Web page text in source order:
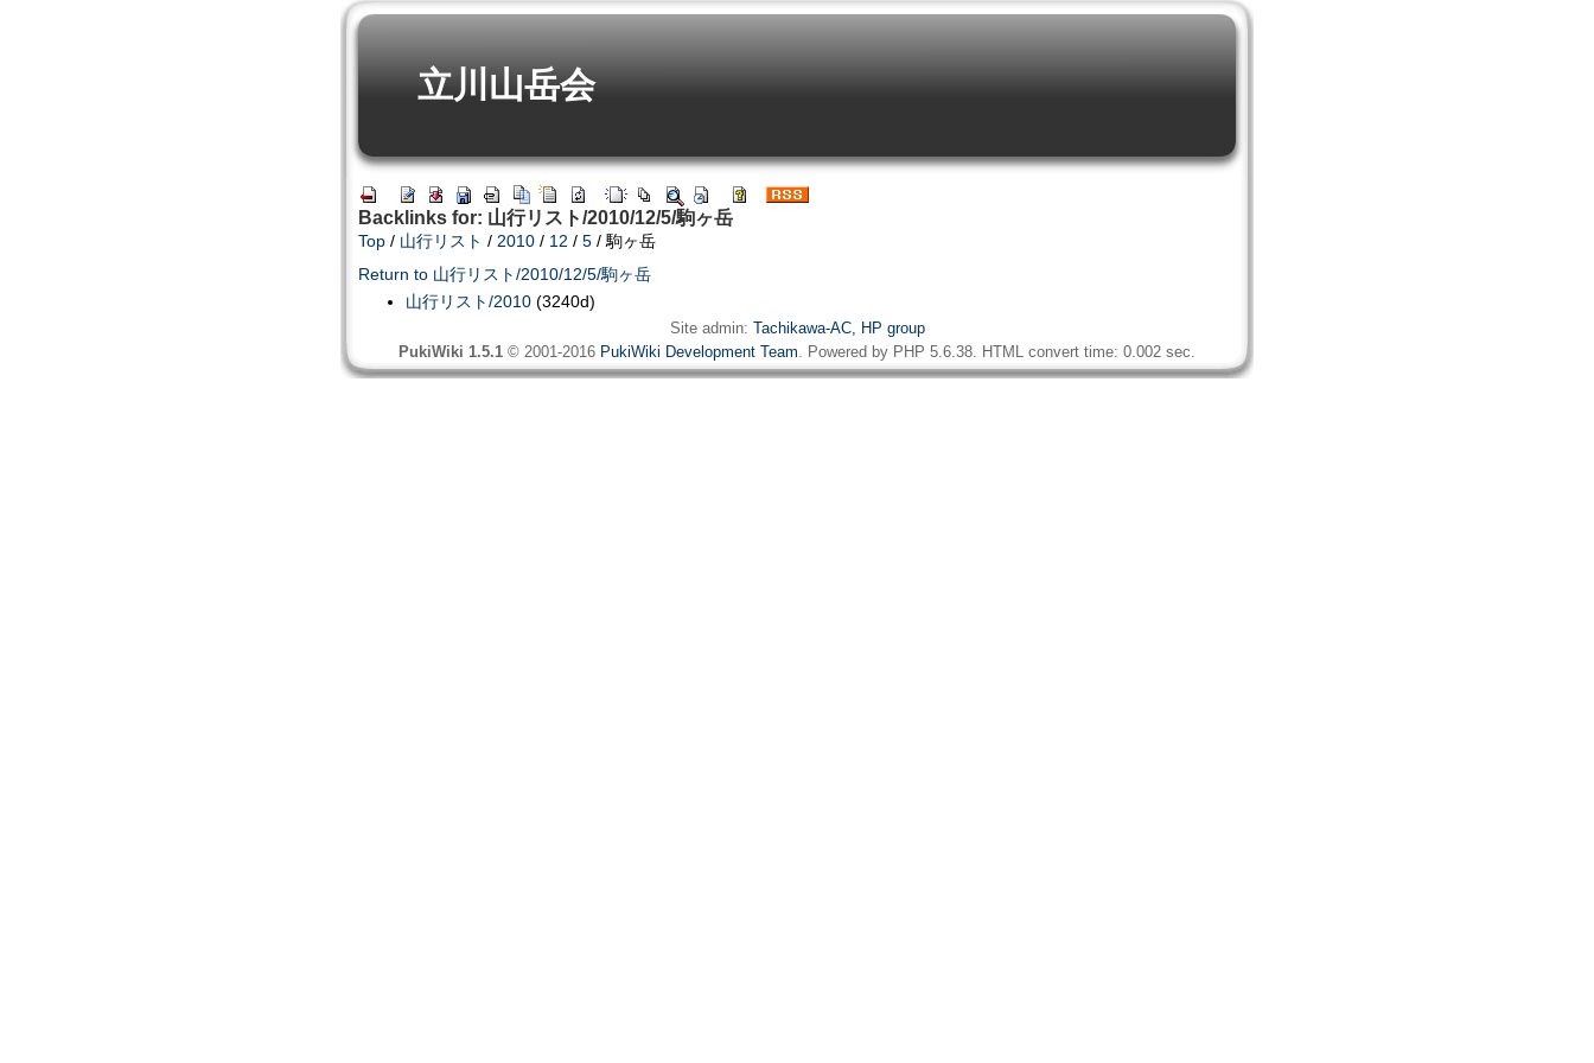
立川山岳会
Backlinks for: 山行リスト/2010/12/5/駒ヶ岳
Top / 山行リスト / 2010 / 12 / 5 / 駒ヶ岳
Return to 山行リスト/2010/12/5/駒ヶ岳
山行リスト/2010 (3240d)
Site admin: Tachikawa-AC, HP group
PukiWiki 1.5.1 © 2001-2016 PukiWiki Development Team. Powered by PHP 5.6.38. HTML convert time: 0.002 sec.